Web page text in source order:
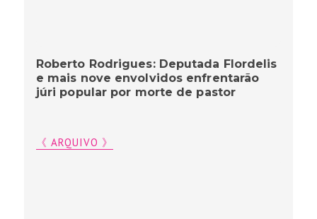
Roberto Rodrigues: Deputada Flordelis
e mais nove envolvidos enfrentarão
júri popular por morte de pastor
《 ARQUIVO 》